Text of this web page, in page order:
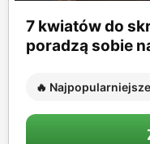
7 kwiatów do
poradzą sobie
🔥 Najpopularniejsze